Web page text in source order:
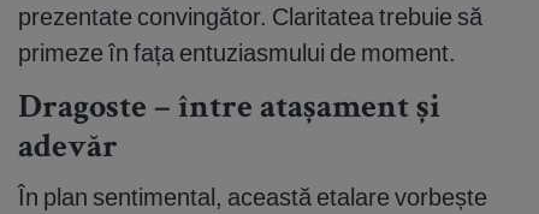
prezentate convingător. Claritatea trebuie să
primeze în fața entuziasmului de moment.
Dragoste – între atașament și
adevăr
În plan sentimental, această etalare vorbește